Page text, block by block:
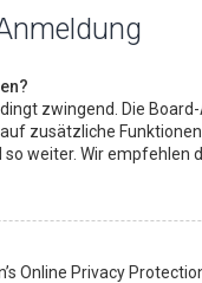
zwingend. Die
zusätzliche
weiter. Wir empfehlen
Online Privacy